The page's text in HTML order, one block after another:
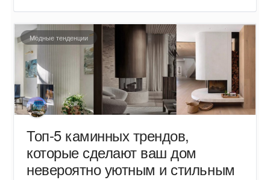
Модные тенденции
Топ-5 каминных трендов,
которые сделают ваш дом
невероятно уютным и стильным